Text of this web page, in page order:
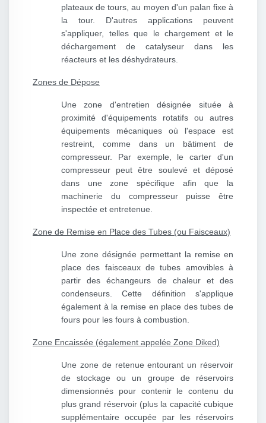
plateaux de tours, au moyen d'un palan fixe à
la tour. D'autres applications peuvent
s'appliquer, telles que le chargement et le
déchargement de catalyseur dans les
réacteurs et les déshydrateurs.
Zones de Dépose
Une zone d'entretien désignée située à
proximité d'équipements rotatifs ou autres
équipements mécaniques où l'espace est
restreint, comme dans un bâtiment de
compresseur. Par exemple, le carter d'un
compresseur peut être soulevé et déposé
dans une zone spécifique afin que la
machinerie du compresseur puisse être
inspectée et entretenue.
Zone de Remise en Place des Tubes (ou Faisceaux)
Une zone désignée permettant la remise en
place des faisceaux de tubes amovibles à
partir des échangeurs de chaleur et des
condenseurs. Cette définition s'applique
également à la remise en place des tubes de
fours pour les fours à combustion.
Zone Encaissée (également appelée Zone Diked)
Une zone de retenue entourant un réservoir
de stockage ou un groupe de réservoirs
dimensionnés pour contenir le contenu du
plus grand réservoir (plus la capacité cubique
supplémentaire occupée par les réservoirs